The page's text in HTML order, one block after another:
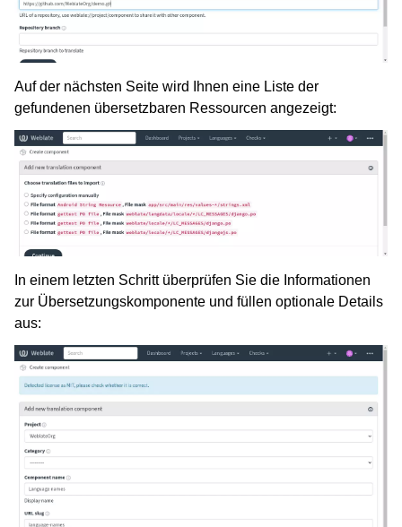
Auf der nächsten Seite wird Ihnen eine Liste der
gefundenen übersetzbaren Ressourcen angezeigt:
In einem letzten Schritt überprüfen Sie die Informationen
zur Übersetzungskomponente und füllen optionale Details
aus: